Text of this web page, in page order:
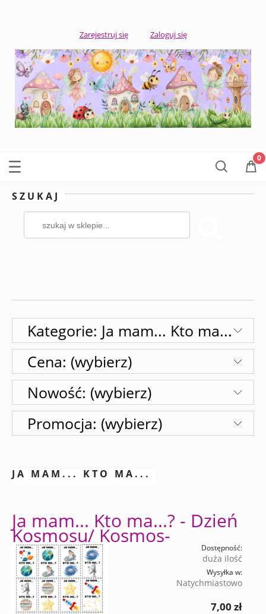
Zarejestruj się Zaloguj się
SZUKAJ
Kategorie: Ja mam... Kto ma...
Cena: (wybierz)
Nowość: (wybierz)
Promocja: (wybierz)
JA MAM... KTO MA...
Ja mam... Kto ma...? - Dzień
Kosmosu/ Kosmos-
Dostępność:
duża ilość
Wysyłka w:
Natychmiastowo
7,00 zł